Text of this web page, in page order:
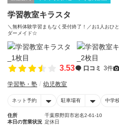
学習教室キラスタ
＼無料体験学習まもなく受付終了！／お1人おひ
ダーメイド☆
3.53 口コミ 3件
学習塾・塾 幼児教室
ネット予約 駐車場有 中学
住所
千葉県野田市岩名2-61-10
本日の営業状況 定休日